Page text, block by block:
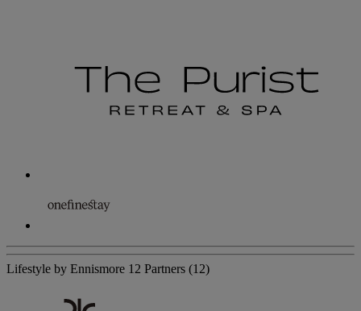
Lifestyle by Ennismore 12 Partners (12)